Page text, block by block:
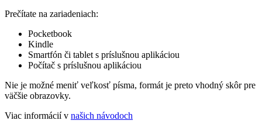
Prečítate na zariadeniach:
Pocketbook
Kindle
Smartfón či tablet s príslušnou aplikáciou
Počítač s príslušnou aplikáciou
Nie je možné meniť veľkosť písma, formát je preto vhodný skôr pre
väčšie obrazovky.
Viac informácií v našich návodoch